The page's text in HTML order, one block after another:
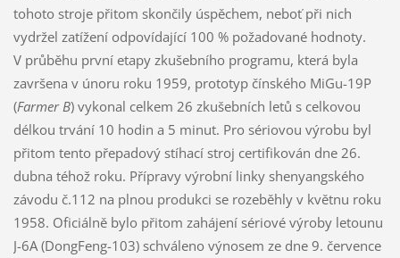
tohoto stroje přitom skončily úspěchem, neboť při nich
vydržel zatížení odpovídající 100 % požadované hodnoty.
V průběhu první etapy zkušebního programu, která byla
završena v únoru roku 1959, prototyp čínského MiGu-19P
(Farmer B) vykonal celkem 26 zkušebních letů s celkovou
délkou trvání 10 hodin a 5 minut. Pro sériovou výrobu byl
přitom tento přepadový stíhací stroj certifikován dne 26.
dubna téhož roku. Přípravy výrobní linky shenyangského
závodu č.112 na plnou produkci se rozeběhly v květnu roku
1958. Oficiálně bylo přitom zahájení sériové výroby letounu
J-6A (DongFeng-103) schváleno výnosem ze dne 9. července